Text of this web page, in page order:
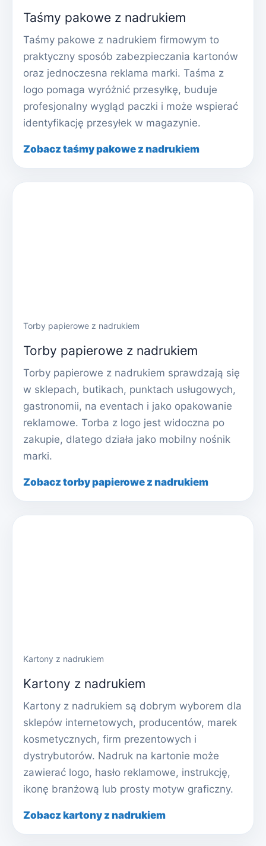
Taśmy pakowe z nadrukiem
Taśmy pakowe z nadrukiem firmowym to
praktyczny sposób zabezpieczania kartonów
oraz jednoczesna reklama marki. Taśma z
logo pomaga wyróżnić przesyłkę, buduje
profesjonalny wygląd paczki i może wspierać
identyfikację przesyłek w magazynie.
Zobacz taśmy pakowe z nadrukiem
Torby papierowe z nadrukiem
Torby papierowe z nadrukiem
Torby papierowe z nadrukiem sprawdzają się
w sklepach, butikach, punktach usługowych,
gastronomii, na eventach i jako opakowanie
reklamowe. Torba z logo jest widoczna po
zakupie, dlatego działa jako mobilny nośnik
marki.
Zobacz torby papierowe z nadrukiem
Kartony z nadrukiem
Kartony z nadrukiem
Kartony z nadrukiem są dobrym wyborem dla
sklepów internetowych, producentów, marek
kosmetycznych, firm prezentowych i
dystrybutorów. Nadruk na kartonie może
zawierać logo, hasło reklamowe, instrukcję,
ikonę branżową lub prosty motyw graficzny.
Zobacz kartony z nadrukiem